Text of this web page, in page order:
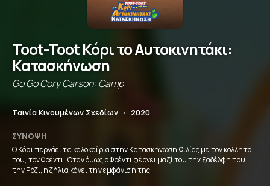
Toot-Toot Κόρι το Αυτοκινητάκι:
Κατασκήνωση
Go Go Cory Carson: Camp
Ταινία Κινουμένων Σχεδίων • 2020
ΣΎΝΟΨΗ
Ο Κόρι περνάει τα καλοκαίρια στην Κατασκήνωση Φιλίας με τον κολλητό
του, τον Φρέντι. Όταν όμως ο Φρέντι φέρνει μαζί του την ξαδέλφη του,
την Ρόζι, η ζήλια κάνει την εμφάνισή της.